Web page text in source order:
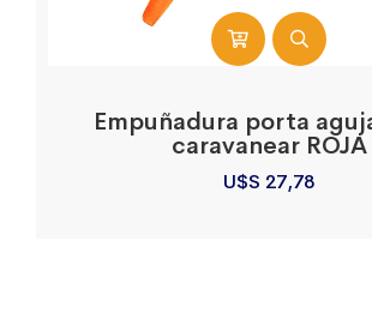
Empuñadura porta
caravanear ROJA
U$S 27,78